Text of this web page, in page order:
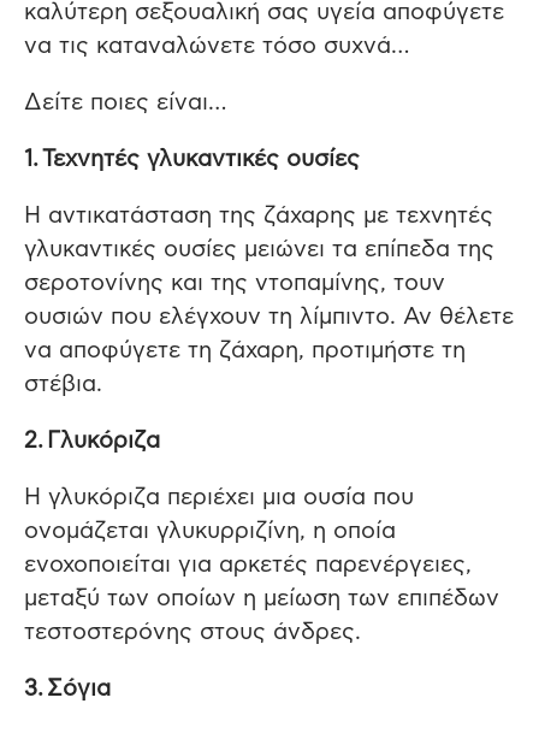
καλύτερη σεξουαλική σας υγεία αποφύγετε
να τις καταναλώνετε τόσο συχνά…
Δείτε ποιες είναι…
1. Τεχνητές γλυκαντικές ουσίες
Η αντικατάσταση της ζάχαρης με τεχνητές
γλυκαντικές ουσίες μειώνει τα επίπεδα της
σεροτονίνης και της ντοπαμίνης, τουν
ουσιών που ελέγχουν τη λίμπιντο. Αν θέλετε
να αποφύγετε τη ζάχαρη, προτιμήστε τη
στέβια.
2. Γλυκόριζα
Η γλυκόριζα περιέχει μια ουσία που
ονομάζεται γλυκυρριζίνη, η οποία
ενοχοποιείται για αρκετές παρενέργειες,
μεταξύ των οποίων η μείωση των επιπέδων
τεστοστερόνης στους άνδρες.
3. Σόγια